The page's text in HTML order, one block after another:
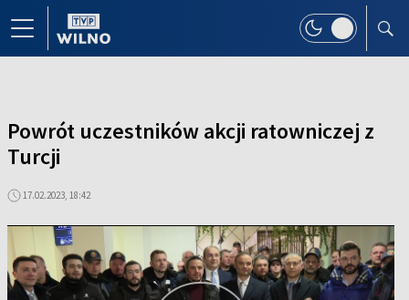
Powrót uczestników akcji ratowniczej z
Turcji
17.02.2023, 18:42